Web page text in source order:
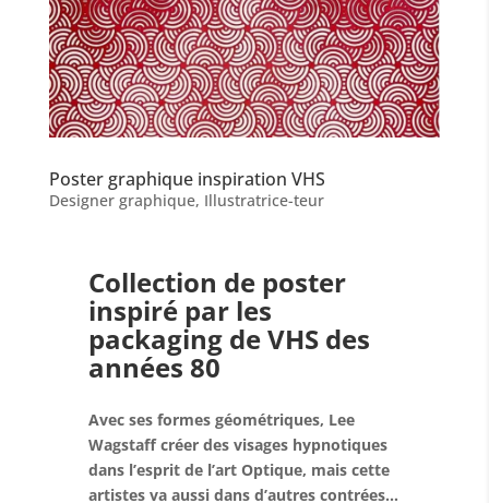
Poster graphique inspiration VHS
Designer graphique, Illustratrice-teur
Collection de poster
inspiré par les
packaging de VHS des
années 80
Avec ses formes géométriques, Lee
Wagstaff créer des visages hypnotiques
dans l’esprit de l’art Optique, mais cette
artistes va aussi dans d’autres contrées…